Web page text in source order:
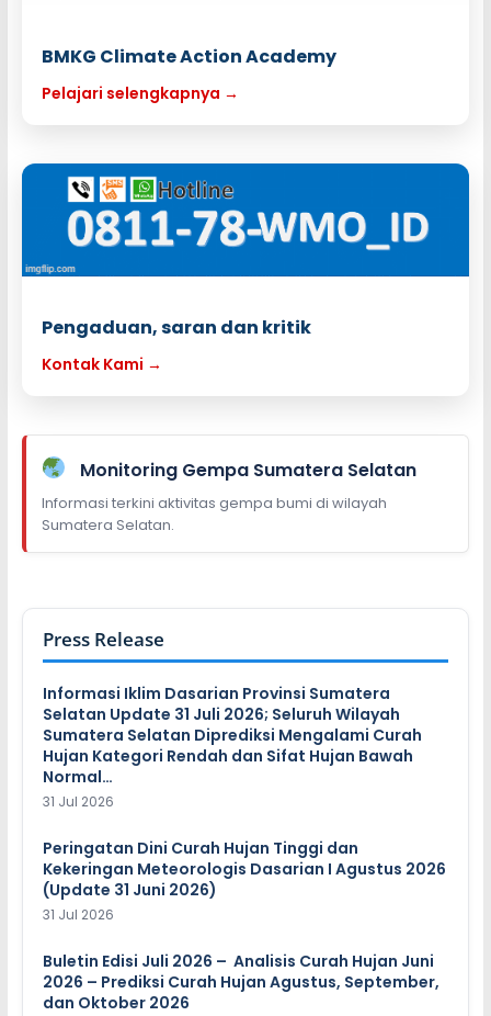
BMKG Climate Action Academy
Pelajari selengkapnya →
Pengaduan, saran dan kritik
Kontak Kami →
Monitoring Gempa Sumatera Selatan
Informasi terkini aktivitas gempa bumi di wilayah
Sumatera Selatan.
Press Release
Informasi Iklim Dasarian Provinsi Sumatera
Selatan Update 31 Juli 2026; Seluruh Wilayah
Sumatera Selatan Diprediksi Mengalami Curah
Hujan Kategori Rendah dan Sifat Hujan Bawah
Normal…
31 Jul 2026
Peringatan Dini Curah Hujan Tinggi dan
Kekeringan Meteorologis Dasarian I Agustus 2026
(Update 31 Juni 2026)
31 Jul 2026
Buletin Edisi Juli 2026 – Analisis Curah Hujan Juni
2026 – Prediksi Curah Hujan Agustus, September,
dan Oktober 2026